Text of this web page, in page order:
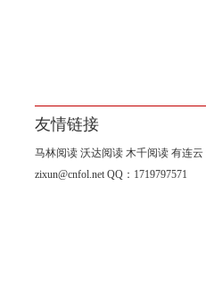
友情链接
马林阅读 沃达阅读 木千阅读 有连云
zixun@cnfol.net QQ：1719797571